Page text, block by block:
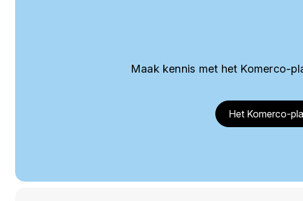
Maak kennis met het Komerco-
Het Komerco-